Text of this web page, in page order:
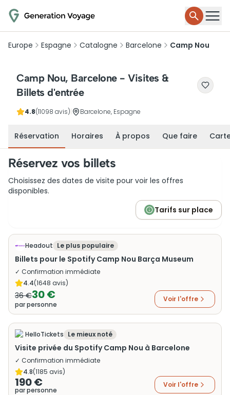
Europe Espagne Catalogne Barcelone Camp Nou
Camp Nou, Barcelone - Visites &
Billets d'entrée
4.8(11098 avis) Barcelone, Espagne
Réservation Horaires À propos Que faire
Réservez vos billets
Choisissez des dates de visite pour voir les offres
disponibles.
Tarifs sur place
Headout Le plus populaire
Billets pour le Spotify Camp Nou Barça Museum
✓ Confirmation immédiate
4.4(1648 avis)
36 €30 €
par personne
Voir l'offre
HelloTickets Le mieux noté
Visite privée du Spotify Camp Nou à Barcelone
✓ Confirmation immédiate
4.8(1185 avis)
190 €
par personne
Voir l'offre